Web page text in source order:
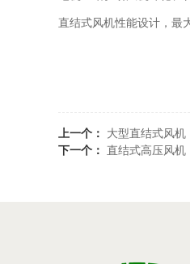
直结式风机性能设计，最
上一个： 大型直结式风
下一个： 直结式高压风机